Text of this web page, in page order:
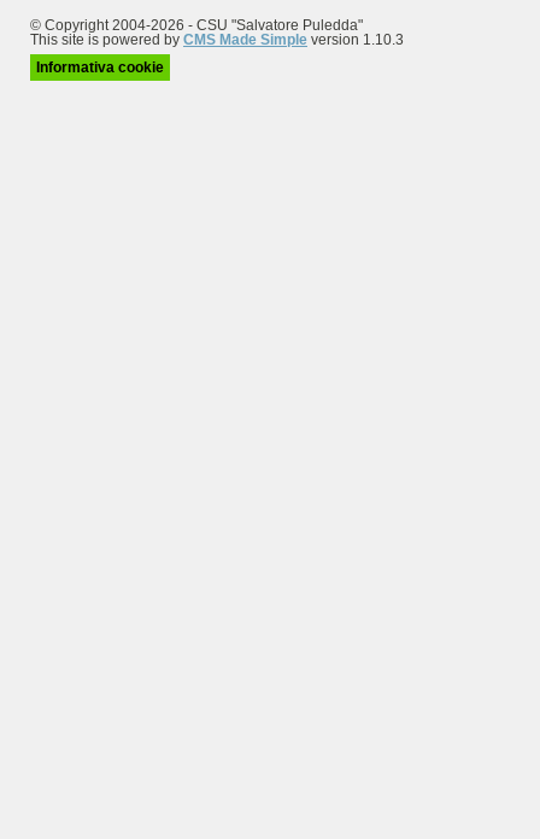
© Copyright 2004-2026 - CSU "Salvatore Puledda"
This site is powered by CMS Made Simple version 1.10.3
Informativa cookie